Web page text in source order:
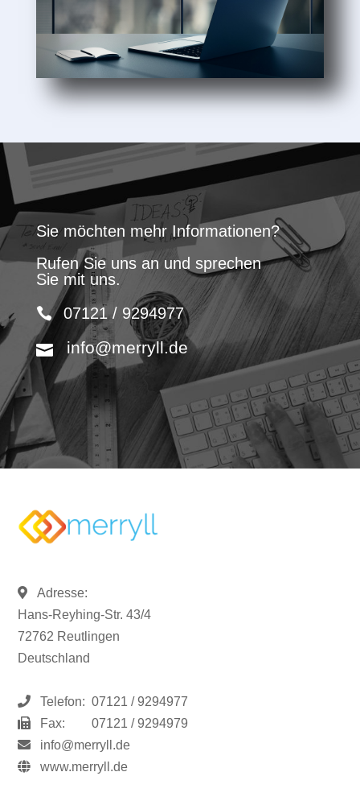
Sie möchten mehr Informationen?
Rufen Sie uns an und sprechen
Sie mit uns.
07121 / 9294977
info@merryll.de
Adresse:
Hans-Reyhing-Str. 43/4
72762 Reutlingen
Deutschland
Telefon: 07121 / 9294977
Fax:
07121 / 9294979
info@merryll.de
www.merryll.de